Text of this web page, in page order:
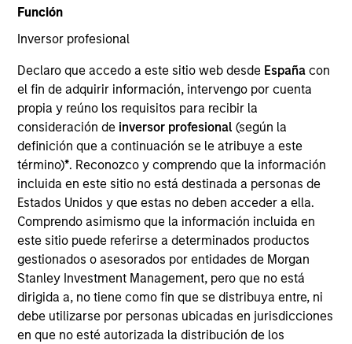
Función
Inversor profesional
Declaro que accedo a este sitio web desde España con
el fin de adquirir información, intervengo por cuenta
propia y reúno los requisitos para recibir la
consideración de inversor profesional(según la
definición que a continuación se le atribuye a este
término)*. Reconozco y comprendo que la información
incluida en este sitio no está destinada a personas de
Estados Unidos y que estas no deben acceder a ella.
Comprendo asimismo que la información incluida en
este sitio puede referirse a determinados productos
gestionados o asesorados por entidades de Morgan
Stanley Investment Management, pero que no está
dirigida a, no tiene como fin que se distribuya entre, ni
debe utilizarse por personas ubicadas en jurisdicciones
en que no esté autorizada la distribución de los
Gestores del fondo
Vishal Khanduja, CFA
Managing Director
Mike Rosborough
Managing Director
Leon Grenyer
Managing Director